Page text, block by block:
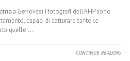
Genovesi I fotografi dell’AFIP sono
capaci di catturare tanto le
quelle ...
CONTINUE READING